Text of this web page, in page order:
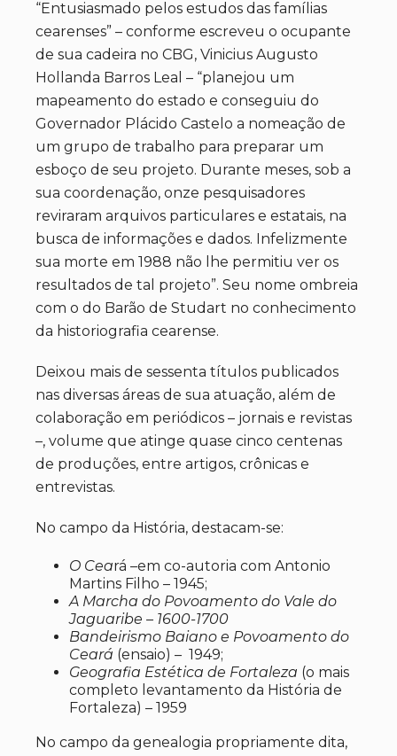
“Entusiasmado pelos estudos das famílias
cearenses” – conforme escreveu o ocupante
de sua cadeira no CBG, Vinicius Augusto
Hollanda Barros Leal – “planejou um
mapeamento do estado e conseguiu do
Governador Plácido Castelo a nomeação de
um grupo de trabalho para preparar um
esboço de seu projeto. Durante meses, sob a
sua coordenação, onze pesquisadores
reviraram arquivos particulares e estatais, na
busca de informações e dados. Infelizmente
sua morte em 1988 não lhe permitiu ver os
resultados de tal projeto”. Seu nome ombreia
com o do Barão de Studart no conhecimento
da historiografia cearense.
Deixou mais de sessenta títulos publicados
nas diversas áreas de sua atuação, além de
colaboração em periódicos – jornais e revistas
–, volume que atinge quase cinco centenas
de produções, entre artigos, crônicas e
entrevistas.
No campo da História, destacam-se:
O Ceará –em co-autoria com Antonio
Martins Filho – 1945;
A Marcha do Povoamento do Vale do
Jaguaribe – 1600-1700
Bandeirismo Baiano e Povoamento do
Ceará (ensaio) – 1949;
Geografia Estética de Fortaleza (o mais
completo levantamento da História de
Fortaleza) – 1959
No campo da genealogia propriamente dita,